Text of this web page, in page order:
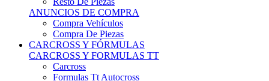
ANUNCIOS DE COMPRA
Compra Vehículos
Compra De Piezas
CARCROSS Y FÓRMULAS
CARCROSS Y FORMULAS TT
Carcross
Formulas Tt Autocross